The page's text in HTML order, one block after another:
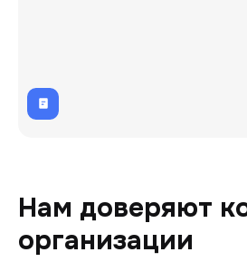
Нам доверяют
организации